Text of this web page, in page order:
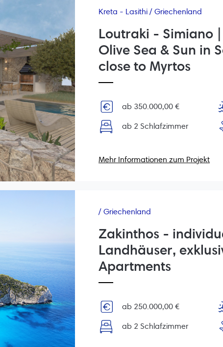
Kreta - Lasithi / Griechenland
Loutraki - Simiano
Olive Sea & Sun in
close to Myrtos
ab 350.000,00 €
ab 2 Schlafzimmer
Mehr Informationen zum Projekt
/ Griechenland
Zakinthos -
Landhäuser,
Apartments
ab 250.000,00 €
ab 2 Schlafzimmer